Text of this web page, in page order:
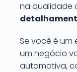
na qualidade
Se você é
um negócio
automotiva,